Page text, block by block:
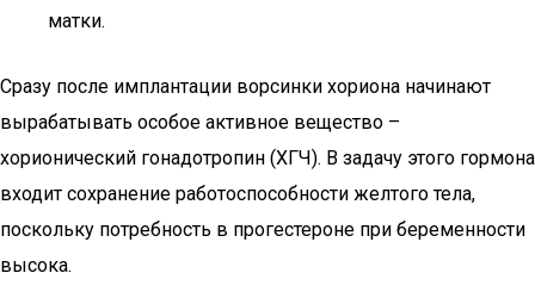
матки.
Сразу после имплантации ворсинки хориона начинают
вырабатывать особое активное вещество –
хорионический гонадотропин (ХГЧ). В задачу этого гормона
входит сохранение работоспособности желтого тела,
поскольку потребность в прогестероне при беременности
высока.